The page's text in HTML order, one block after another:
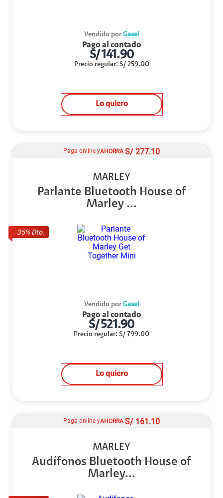
Vendido por Gasei
Pago al contado
S/141.90
Precio regular: S/ 259.00
Lo quiero
35% Dto.
Paga online yAHORRA S/ 277.10
MARLEY
Parlante Bluetooth House of
Marley ...
Vendido por Gasei
Pago al contado
S/521.90
Precio regular: S/ 799.00
Lo quiero
Paga online yAHORRA S/ 161.10
MARLEY
Audífonos Bluetooth House of
Marley...